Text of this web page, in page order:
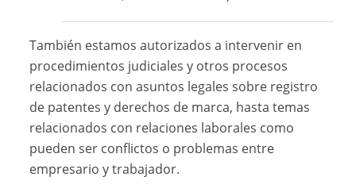
También estamos autorizados a intervenir en
procedimientos judiciales y otros procesos
relacionados con asuntos legales sobre registro
de patentes y derechos de marca, hasta temas
relacionados con relaciones laborales como
pueden ser conflictos o problemas entre
empresario y trabajador.